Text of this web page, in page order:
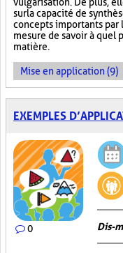
sur la capacité de
concepts importants par
mesure de savoir à
matière.
Mise en application (9)
EXEMPLES
0 Dis-